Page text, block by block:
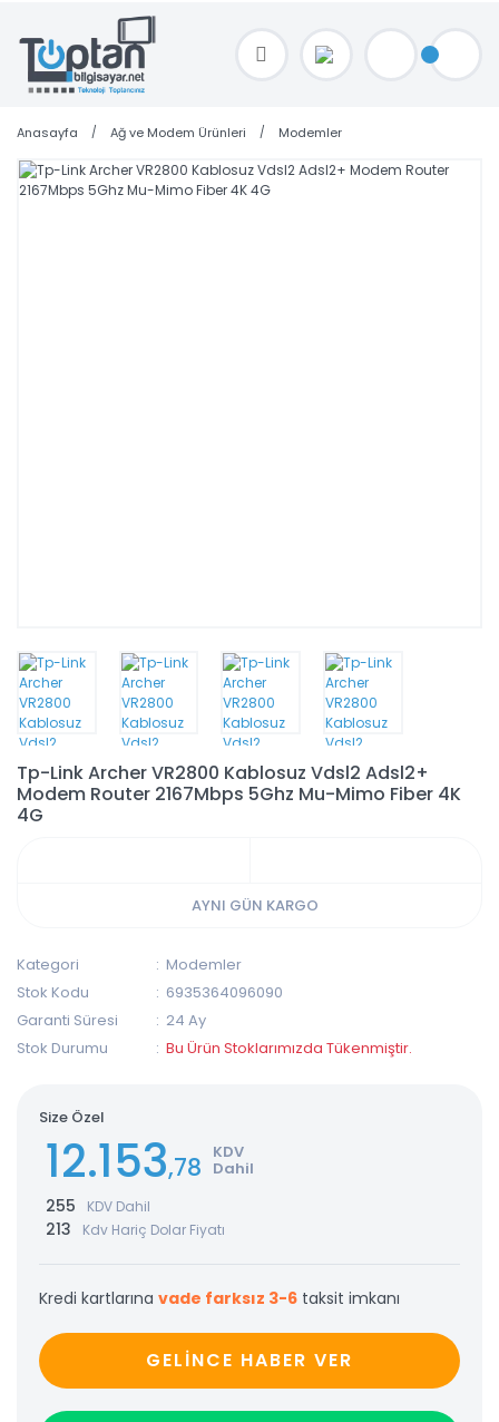
TOPTAN FİYAT ALMAK İÇİN satis@toptanbilgisayar.net MAİL ATINIZ.
SİPARİŞLERİNİZİ AYNI GÜN KARGO İLE GÖNDERİYORUZ!
Anasayfa Ağ ve Modem Ürünleri Modemler
Tp-Link Archer VR2800 Kablosuz Vdsl2 Adsl2+
Modem Router 2167Mbps 5Ghz Mu-Mimo Fiber 4K
4G
AYNI GÜN KARGO
Kategori
Modemler
Stok Kodu
6935364096090
Garanti Süresi
24 Ay
Stok Durumu
Bu Ürün Stoklarımızda Tükenmiştir.
Size Özel
12.153,78 KDV
Dahil
255 KDV Dahil
213 Kdv Hariç Dolar Fiyatı
Kredi kartlarına vade farksız 3-6 taksit imkanı
GELİNCE HABER VER